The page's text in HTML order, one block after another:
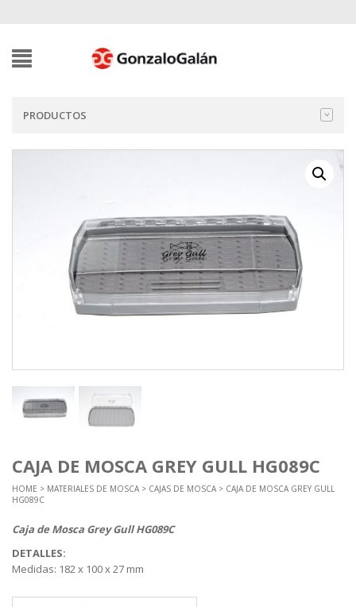
PRODUCTOS
CAJA DE MOSCA GREY GULL HG089C
HOME > MATERIALES DE MOSCA > CAJAS DE MOSCA > CAJA DE MOSCA GREY GULL
HG089C
Caja de Mosca Grey Gull HG089C
DETALLES:
Medidas: 182 x 100 x 27 mm